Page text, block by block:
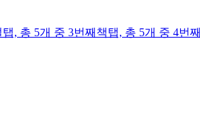
탭, 총 5개 중 3번째 책탭, 총 5개 중 4번째